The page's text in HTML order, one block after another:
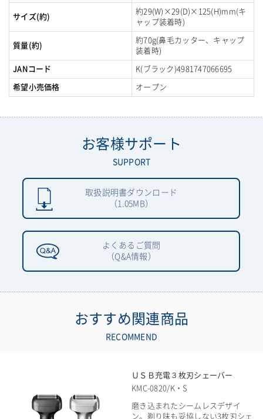
サイズ(約)
約29(W)×29(D)×125(H)mm(キ
ャップ装着時)
質量(約)
約70g(鼻毛カッター、キャップ
装着時)
JANコード K(ブラック)4981747066695
希望小売価格 オープン
お客様サポート
SUPPORT
取扱説明書ダウンロード
（1.05MB）
よくあるご質問
（Q&A情報）
おすすめ関連商品
RECOMMEND
ＵＳＢ充電３枚刃シェーバー
KMC-0820/K・S
磨き込まれたシームレスデザイ
ン。剃り味も妥協しない3枚刃シェ